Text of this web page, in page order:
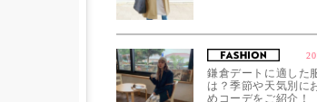
鎌倉デートに適した
は？季節や天気別に
めコーデをご紹介！